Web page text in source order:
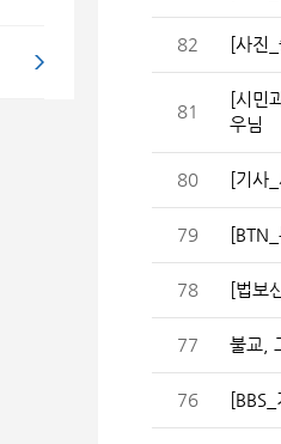
82 [사진
81
[시민
우님
80 [기사
79
78 [법보
77 불교,
76